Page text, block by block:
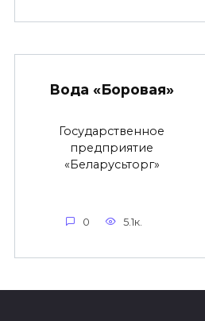
Вода «Боровая»
Государственное
предприятие
«Беларусьторг»
0 5.1к.